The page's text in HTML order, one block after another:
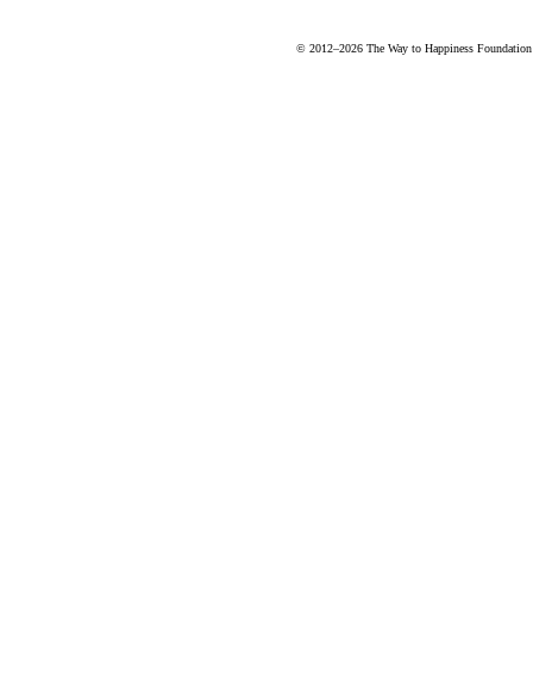
© 2012–2026 The Way to Happiness